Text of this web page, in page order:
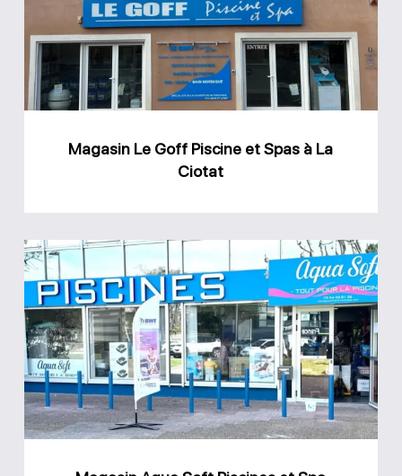
Piscine
et
Spas
à
Ciotat
Magasin Le Goff Piscine et Spas à La
Ciotat
Magasin
Aqua
Soft
Piscines
et
Spa
Marseille